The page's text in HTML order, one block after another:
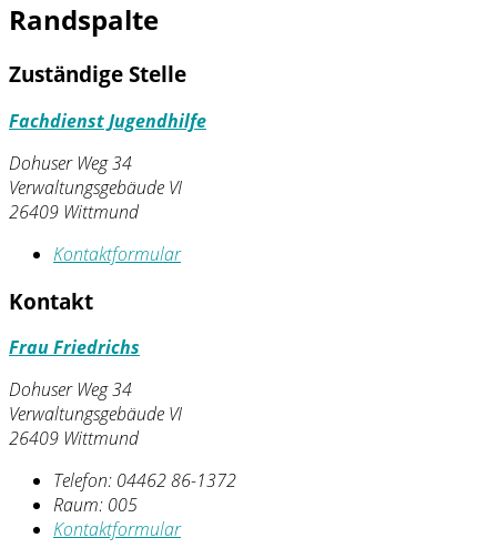
Randspalte
Zuständige Stelle
Fachdienst Jugendhilfe
Dohuser Weg 34
Verwaltungsgebäude VI
26409 Wittmund
Kontaktformular
Kontakt
Frau Friedrichs
Dohuser Weg 34
Verwaltungsgebäude VI
26409 Wittmund
Telefon: 04462 86-1372
Raum: 005
Kontaktformular